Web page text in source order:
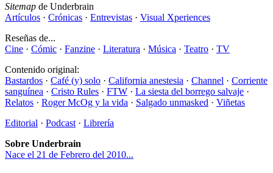
Sitemap de Underbrain
Artículos · Crónicas · Entrevistas · Visual Xperiences
Reseñas de...
Cine · Cómic · Fanzine · Literatura · Música · Teatro · TV
Contenido original:
Bastardos · Café (y) solo · California anestesia · Channel · Corriente
sanguínea · Cristo Rules · FTW · La siesta del borrego salvaje ·
Relatos · Roger McOg y la vida · Salgado unmasked · Viñetas
Editorial · Podcast · Librería
Sobre Underbrain
Nace el 21 de Febrero del 2010...